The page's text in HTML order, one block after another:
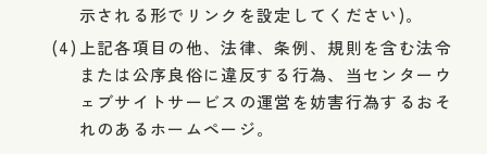
示される形でリンクを設定してください)。
上記各項目の他、法律、条例、規則を含む法令
または公序良俗に違反する行為、当センターウ
ェブサイトサービスの運営を妨害行為するおそ
れのあるホームページ。